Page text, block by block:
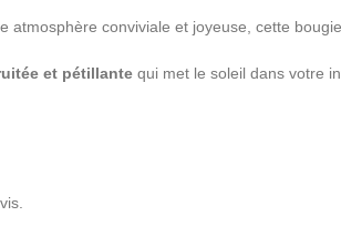
atmosphère conviviale et joyeuse, cette
et pétillante qui met le soleil dans votre